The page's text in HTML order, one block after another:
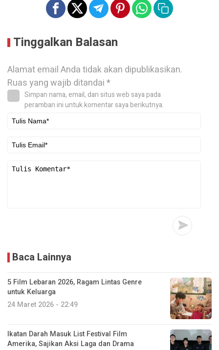
Tinggalkan Balasan
Alamat email Anda tidak akan dipublikasikan.
Ruas yang wajib ditandai*
Simpan nama, email, dan situs web saya pada
peramban ini untuk komentar saya berikutnya.
Baca Lainnya
5 Film Lebaran 2026, Ragam Lintas Genre
untuk Keluarga
24 Maret 2026 - 22:49
Ikatan Darah Masuk List Festival Film
Amerika, Sajikan Aksi Laga dan Drama